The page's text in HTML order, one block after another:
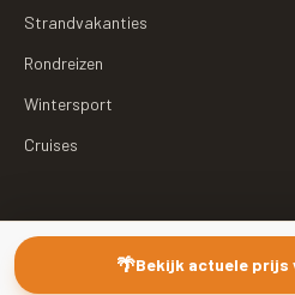
🌴Bekijk actuele prijs
Strandvakanties
Rondreizen
Wintersport
Cruises
Traveldino·Sitemap